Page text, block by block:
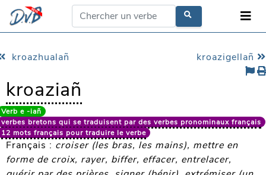
kroazhualañ kroazigellañ
kroaziañ
Verb e -iañ
verbes bretons qui se traduisent par des verbes pronominaux français
12 mots français pour traduire le verbe
Français : croiser (les bras, les mains), mettre en
forme de croix, rayer, biffer, effacer, entrelacer,